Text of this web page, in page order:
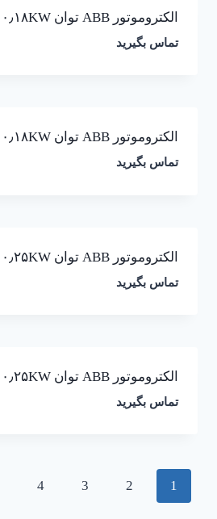
الکتروموتور ABB توان ۰٫۱۸KW دور ۱۴۰۰
تماس بگیرید
الکتروموتور ABB توان ۰٫۱۸KW دور ۳۰۰۰
تماس بگیرید
الکتروموتور ABB توان ۰٫۲۵KW دور ۳۰۰۰
تماس بگیرید
الکتروموتور ABB توان ۰٫۲۵KW دور ۹۰۰
تماس بگیرید
1
2
3
4